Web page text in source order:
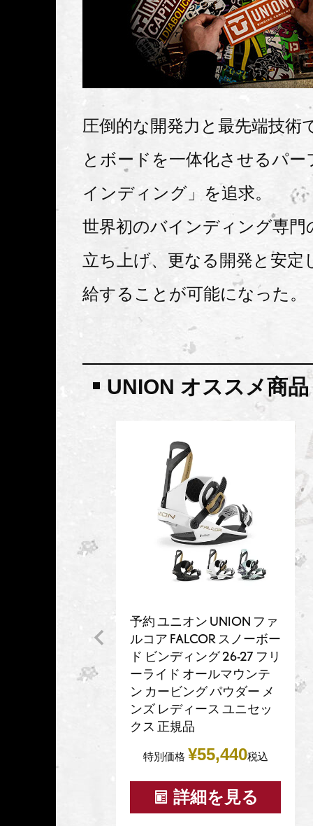
圧倒的な開発力と最先端技術
とボードを一体化させるパ
インディング」を追求。
世界初のバインディング専門
立ち上げ、更なる開発と安定
給することが可能になった。
UNION オススメ商品
予約 ユニオン UNION ファ
ルコア FALCOR スノーボー
ド ビンディング 26-27 フリ
ーライド オールマウンテ
ン カービング パウダー メ
ンズ レディース ユニセッ
クス 正規品
特別価格 ¥55,440税込
詳細を見る